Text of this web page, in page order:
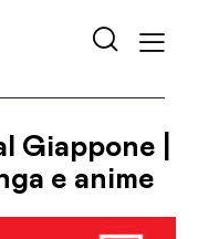
Giappone |
e anime